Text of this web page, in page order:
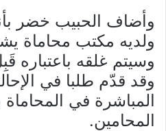
وأضاف الحبيب خضر
وسيتم غلقه باعتباره
وقد قدّم طلبا في
المباشرة في
المحامين.